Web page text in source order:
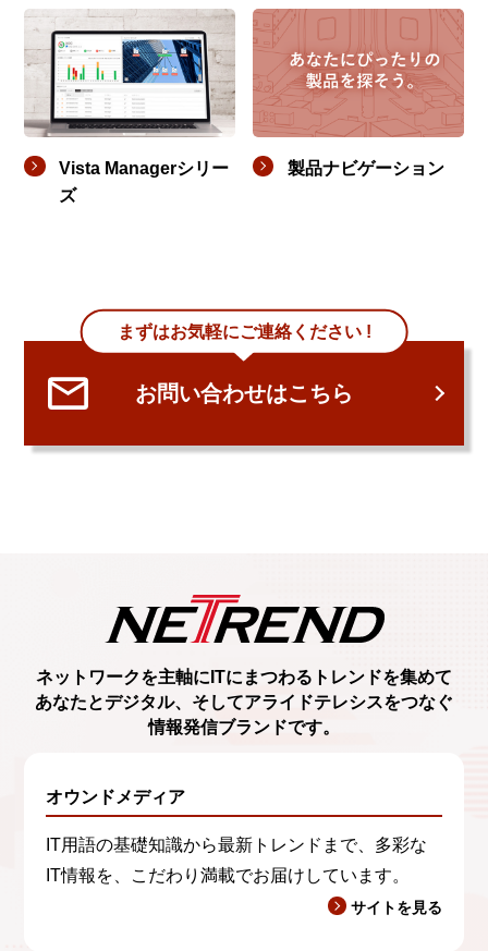
Vista Managerシリー
ズ
製品ナビゲーション
まずはお気軽にご連絡ください !
お問い合わせはこちら
ネットワークを主軸に ITにまつわるトレンドを集めて
あなたとデジタル、 そしてアライドテレシスをつなぐ
情報発信ブランドです。
オウンドメディア
IT用語の基礎知識から最新トレンドまで、多彩な
IT情報を、こだわり満載でお届けしています。
サイトを見る